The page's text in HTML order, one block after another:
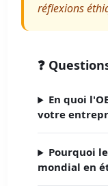
réflexions
❓
En quoi
votre
Pourquoi
mondial en